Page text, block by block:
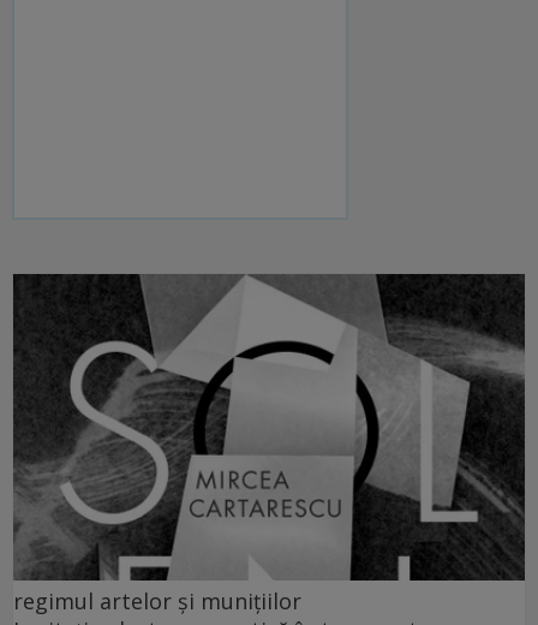
regimul artelor și munițiilor